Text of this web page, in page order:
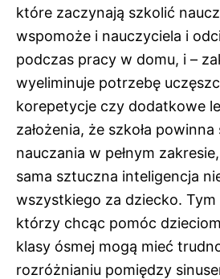
które zaczynają szkolić
wspomoże i nauczyciela i
podczas pracy w domu, i –
wyeliminuje potrzebę
korepetycje czy dodatkowe
założenia, że szkoła
nauczania w pełnym
sama sztuczna inteligencja
wszystkiego za dziecko.
którzy chcąc pomóc
klasy ósmej mogą mieć
rozróżnianiu pomiędzy